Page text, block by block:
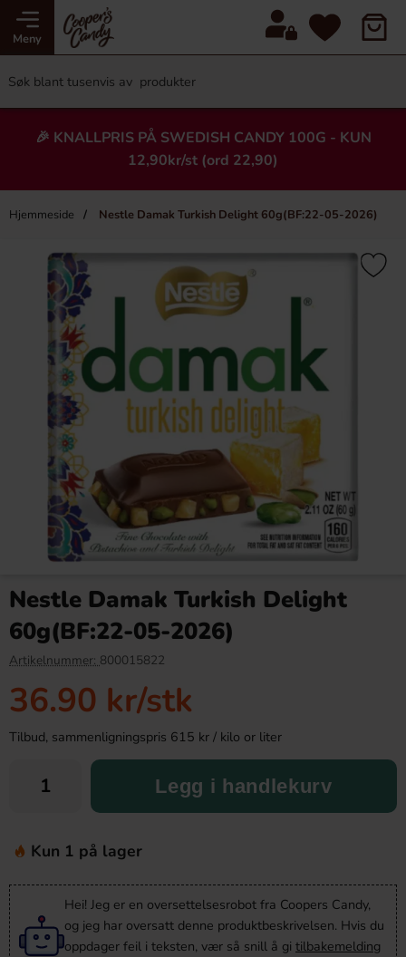
Meny
🎉 KNALLPRIS PÅ SWEDISH CANDY 100G - KUN
12,90kr/st (ord 22,90)
Hjemmeside Nestle Damak Turkish Delight 60g(BF:22-05-2026)
Heading
×
Aranicia 33cl
Köp
36.90 kr
Nestle Damak Turkish Delight
60g(BF:22-05-2026)
Artikelnummer: 800015822
36.90 kr/stk
Tilbud, sammenligningspris 615 kr / kilo or liter
Legg i handlekurv
Kun 1 på lager
Hei! Jeg er en oversettelsesrobot fra Coopers Candy,
og jeg har oversatt denne produktbeskrivelsen. Hvis du
oppdager feil i teksten, vær så snill å gi tilbakemelding